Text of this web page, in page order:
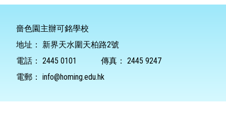
嗇色園主辦可銘學校
地址：
新界天水圍天柏路2號
電話： 2445 0101 傳真： 2445 9247
電郵： info@homing.edu.hk